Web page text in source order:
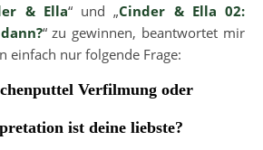
& Ella“ und „Cinder & Ella 02:
“ zu gewinnen, beantwortet mir
einfach nur folgende Frage:
Verfilmung oder
ist deine liebste?